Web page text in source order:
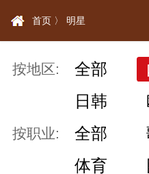
首页 〉 明星
按地区: 全部
日韩
按职业: 全部
体育